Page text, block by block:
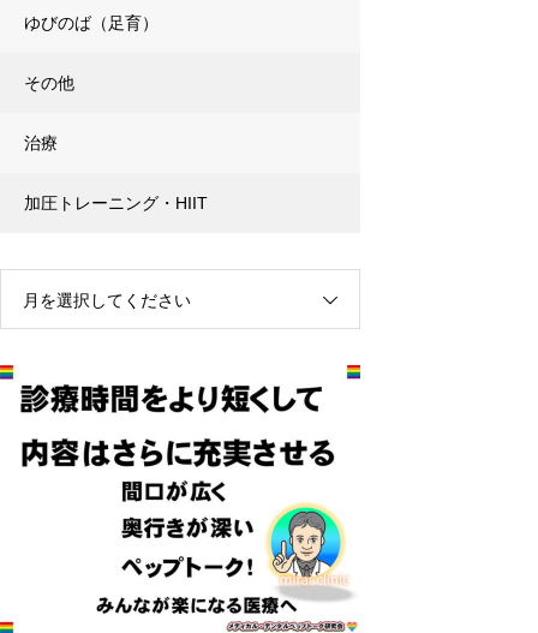
ゆびのば（足育）
その他
治療
加圧トレーニング・HIIT
月を選択してください